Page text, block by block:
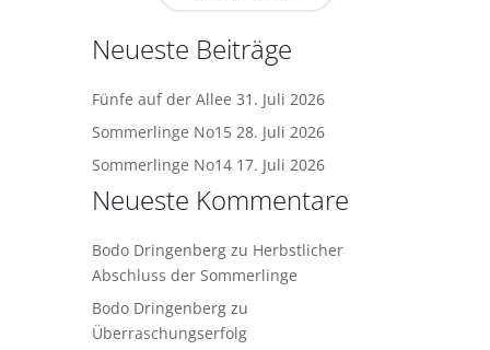
Neueste Beiträge
Fünfe auf der Allee 31. Juli 2026
Sommerlinge No15 28. Juli 2026
Sommerlinge No14 17. Juli 2026
Neueste Kommentare
Bodo Dringenberg zu Herbstlicher
Abschluss der Sommerlinge
Bodo Dringenberg zu
Überraschungserfolg